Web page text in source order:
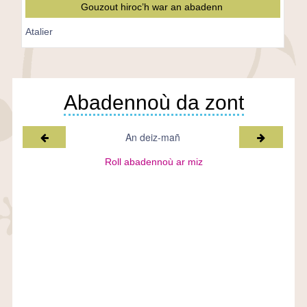
Gouzout hiroc’h war an abadenn
Atalier
Abadennoù da zont
Miz a-raok An deiz-mañ Miz war-
Roll abadennoù ar miz